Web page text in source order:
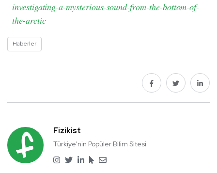
investigating-a-mysterious-sound-from-the-bottom-of-
the-arctic
Haberler
Fizikist
Türkiye'nin Popüler Bilim Sitesi